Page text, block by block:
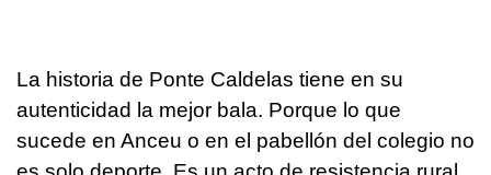
La historia de Ponte Caldelas tiene en su
autenticidad la mejor bala. Porque lo que
sucede en Anceu o en el pabellón del colegio no